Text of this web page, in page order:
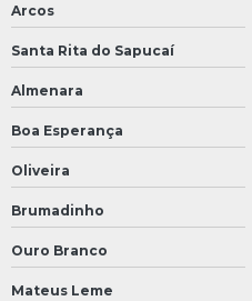
Arcos
Santa Rita do Sapucaí
Almenara
Boa Esperança
Oliveira
Brumadinho
Ouro Branco
Mateus Leme